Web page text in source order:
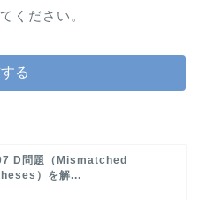
ください。
D問題（Mismatched
）を解...